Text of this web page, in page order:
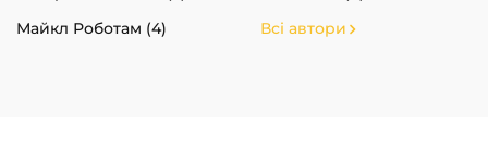
Майкл Роботам (4)
Всі автори